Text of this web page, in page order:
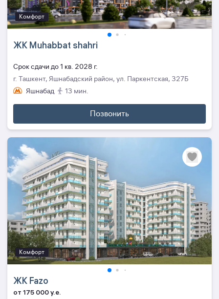
Комфорт
ЖК Muhabbat shahri
Cрок сдачи до 1 кв. 2028 г.
г. Ташкент, Яшнабадский район, ул. Паркентская, 327Б
Яшнабад
13 мин.
Позвонить
Комфорт
ЖК Fazo
от 175 000 y.e.